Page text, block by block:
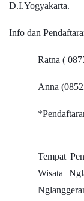
D.I.Yogyakarta.
Info dan
Ratna (
Anna
Tempat
Wisata